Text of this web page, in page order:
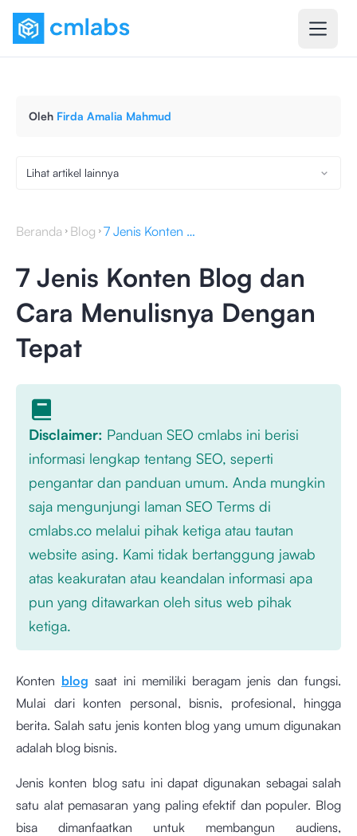
Oleh Firda Amalia Mahmud
Lihat artikel lainnya
Beranda Blog 7 Jenis Konten Blog dan Cara Menulisnya Dengan Tepat
7 Jenis Konten Blog dan
Cara Menulisnya Dengan
Tepat
Disclaimer: Panduan SEO cmlabs ini berisi
informasi lengkap tentang SEO, seperti
pengantar dan panduan umum. Anda mungkin
saja mengunjungi laman SEO Terms di
cmlabs.co melalui pihak ketiga atau tautan
website asing. Kami tidak bertanggung jawab
atas keakuratan atau keandalan informasi apa
pun yang ditawarkan oleh situs web pihak
ketiga.
Konten blog saat ini memiliki beragam jenis dan fungsi.
Mulai dari konten personal, bisnis, profesional, hingga
berita. Salah satu jenis konten blog yang umum digunakan
adalah blog bisnis.
Jenis konten blog satu ini dapat digunakan sebagai salah
satu alat pemasaran yang paling efektif dan populer. Blog
bisa dimanfaatkan untuk membangun audiens,